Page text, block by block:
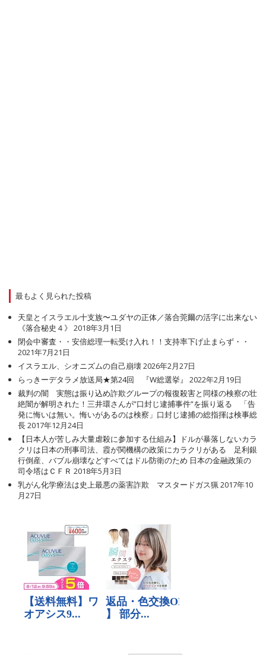
最もよく見られた投稿
天皇とイスラエル十支族〜ユダヤの正体／落合莞爾の活字に出来ない
《落合秘史４》 2018年3月1日
閉会中審査・・安倍総理一転受け入れ！！支持率下げ止まらず・・
2021年7月21日
イスラエル、シオニズムの自己崩壊2026年2月27日
らっきーデタラメ放送局★第24回 『W総選挙』
2022年2月19日
裁判の闇 実態は振り込め詐欺グループの報復殺害と同様の検察の壮
絶闇が解明された！三井環さんが”口封じ逮捕事件”を振り返る 「告
発に悔いは無い。悔いがあるのは検察」口封じ逮捕の総指揮は検事総
長2017年12月24日
【日本人が苦しみ大量虐殺に参加する仕組み】ドルが暴落しないカラ
クリは日本の刑事司法、霞が関機構の政策にカラクリがある 足利銀
行倒産、バブル崩壊などすべてはドル防衛のため 日本の金融政策の
司令塔はＣＦＲ 2018年5月3日
乳がん化学療法は史上最悪の薬害詐欺 マスタードガス猟 2017年10
月27日